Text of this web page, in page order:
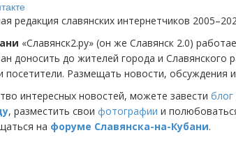
редакция славянских интернетчиков
«Славянск2.ру» (он же Славянск 2.0)
доносить до жителей города и
посетители. Размещать новости, обсуждения
интересных новостей, можете завести блог
, разместить свои фотографии и
на форуме Славянска-на-Кубани.